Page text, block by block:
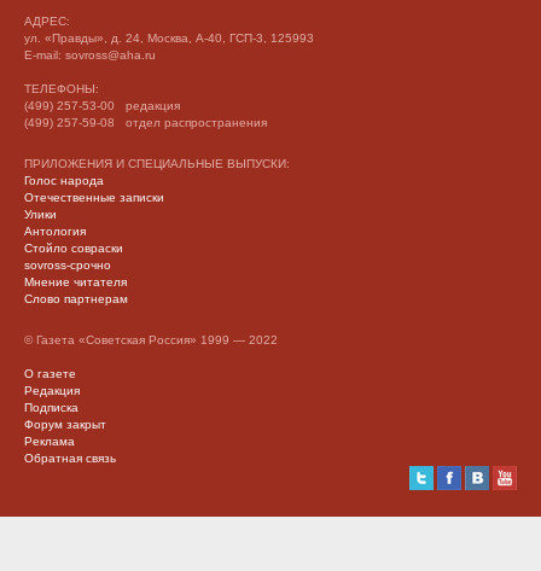
АДРЕС:
ул. «Правды», д. 24, Москва, А-40, ГСП-3, 125993
E-mail: sovross@aha.ru
ТЕЛЕФОНЫ:
(499) 257-53-00 редакция
(499) 257-59-08 отдел распространения
ПРИЛОЖЕНИЯ И СПЕЦИАЛЬНЫЕ ВЫПУСКИ:
Голос народа
Отечественные записки
Улики
Антология
Стойло совраски
sovross-срочно
Мнение читателя
Слово партнерам
© Газета «Советская Россия» 1999 — 2022
О газете
Редакция
Подписка
Форум закрыт
Реклама
Обратная связь